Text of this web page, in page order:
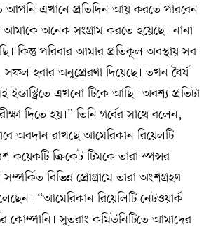
আপনি এখানে প্রতিদিন আয় করতে পারবেন
আমাকে অনেক সংগ্রাম করতে হয়েছে। নানা
কিন্তু পরিবার আমার প্রতিকূল অবস্থায় সব
হবার অনুপ্রেরণা দিয়েছে। তখন ধৈর্য
এখনো টিকে আছি। অবশ্য প্রতিটা
দিতে হয়।” তিনি গর্বের সাথে বলেন,
অবদান রাখছে আমেরিকান রিয়েলটি
কয়েকটি ক্রিকেট টিমকে তারা স্পন্সর
বিভিন্ন প্রোগ্রামে তারা অংশগ্রহণ
“আমেরিকান রিয়েলিটি নেটওয়ার্ক
কোম্পানি। সুতরাং কমিউনিটিতে আমাদের